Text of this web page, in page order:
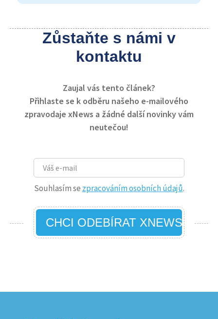
Zůstaňte s námi v
kontaktu
Zaujal vás tento článek?
Přihlaste se k odběru našeho e-mailového
zpravodaje xNews a žádné další novinky vám
neutečou!
Souhlasím se zpracováním osobních údajů.
CHCI ODEBÍRAT XNEWS